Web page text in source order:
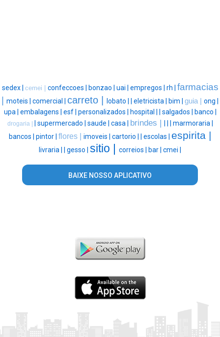
sedex | cemei | confeccoes | bonzao | uai | empregos | rh | farmacias
moteis | comercial | carreto | lobato | eletricista | bim | guia | ong |
upa | embalagens | esf | personalizados | hospital | salgados | banco |
drogaria | supermercado | saude | casa | brindes |
marmoraria |
bancos | pintor | flores | imoveis | cartorio | escolas | espirita |
livraria | gesso | sitio | correios | bar | cmei |
BAIXE NOSSO APLICATIVO